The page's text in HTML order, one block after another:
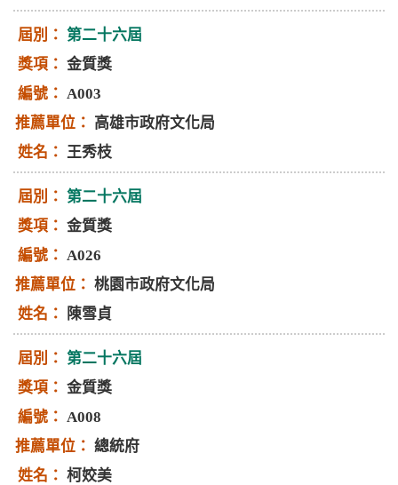
第二十六屆
金質獎
A003
高雄市政府文化局
王秀枝
第二十六屆
金質獎
A026
桃園市政府文化局
陳雪貞
第二十六屆
金質獎
A008
總統府
柯姣美